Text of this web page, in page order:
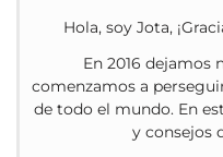
Hola, soy Jota,
En 2016 dejamos
comenzamos a
de todo el mundo. En
y consejos